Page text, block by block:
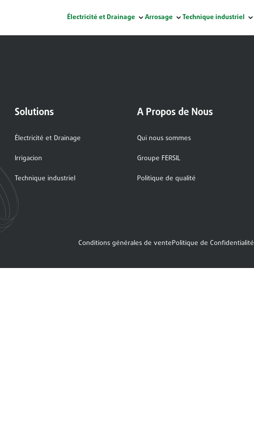
Électricité et Drainage Arrosage Technique industriel
Solutions
Électricité et Drainage
Irrigacion
Technique industriel
A Propos de Nous
Qui nous sommes
Groupe FERSIL
Politique de qualité
Conditions générales de ventePolitique de Confidentialité